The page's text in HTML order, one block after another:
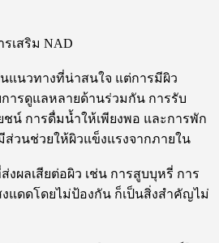
เสริม NAD
นแนวทางที่น่าสนใจ แต่การมีผิว
ารดูแลหลายด้านร่วมกัน การรับ
น์ การดื่มน้ำให้เพียงพอ และการพัก
ส่วนช่วยให้ผิวแข็งแรงจากภายใน
งผลเสียต่อผิว เช่น การสูบบุหรี่ การ
แดดโดยไม่ป้องกัน ก็เป็นสิ่งสำคัญไม่